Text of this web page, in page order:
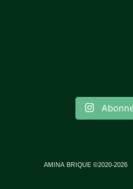
AMINA BRIQUE ©2020-2026